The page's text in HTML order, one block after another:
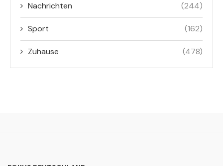
Nachrichten (244)
Sport (162)
Zuhause (478)